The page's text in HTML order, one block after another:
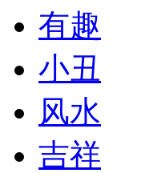
有趣
小丑
风水
吉祥